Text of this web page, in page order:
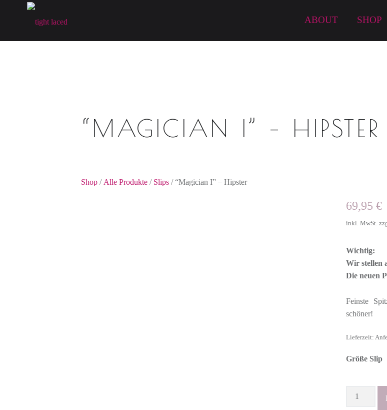
I
ABOUT SHOP
“MAGICIAN I” – HIPSTER
Shop / Alle Produkte / Slips / “Magician I” – Hipster
69,95€
inkl. MwSt.
Wichtig:
Wir stellen
Die neuen
Feinste
schöner!
Lieferzeit:
Größe Slip